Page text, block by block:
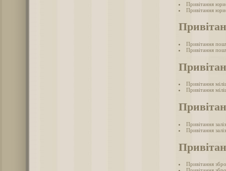
Привітання
Привітання
Привітання
Привітання
Привітання
Привітання
Привітання
Привітання
Привітання